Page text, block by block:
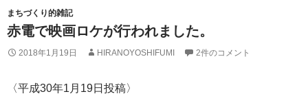
まちづくり的雑記
赤電で映画ロケが行われました。
2018年1月19日 HIRANOYOSHIFUMI 2件のコメント
〈平成30年1月19日投稿〉